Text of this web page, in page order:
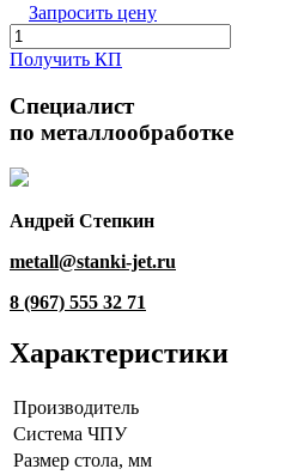
Запросить цену
Получить КП
Специалист
по металлообработке
Андрей Степкин
metall@stanki-jet.ru
8 (967) 555 32 71
Характеристики
Производитель
Система ЧПУ
Размер стола, мм